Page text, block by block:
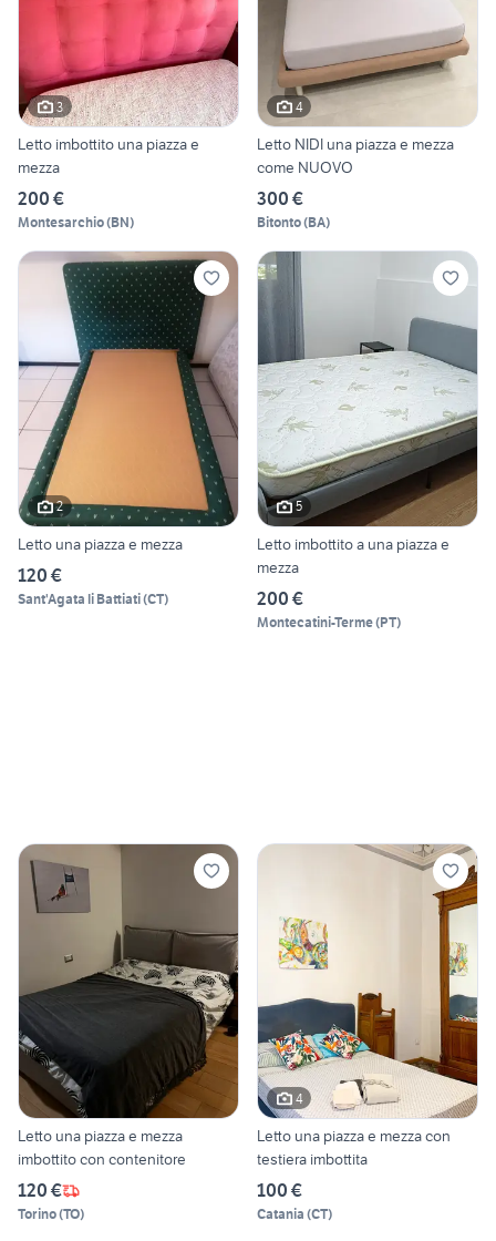
3
Letto imbottito una piazza e
mezza
200 €
Montesarchio(BN)
4
Letto NIDI una piazza e mezza
come NUOVO
300 €
Bitonto(BA)
2
Letto una piazza e mezza
120 €
Sant'Agata li Battiati(CT)
5
Letto imbottito a una piazza e
mezza
200 €
Montecatini-Terme(PT)
Letto una piazza e mezza
imbottito con contenitore
120 €
Torino(TO)
4
Letto una piazza e mezza con
testiera imbottita
100 €
Catania (CT)